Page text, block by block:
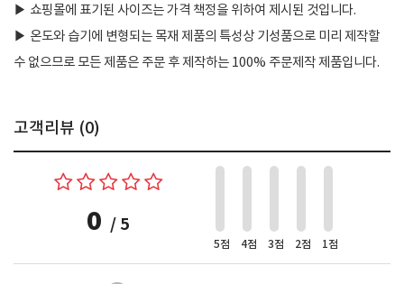
▶ 쇼핑몰에 표기된 사이즈는 가격 책정을 위하여 제시된 것입니다.
▶ 온도와 습기에 변형되는 목재 제품의 특성상 기성품으로 미리 제작할
수 없으므로 모든 제품은 주문 후 제작하는 100% 주문제작 제품입니다.
고객리뷰 (0)
0 / 5
5점 4점 3점 2점 1점